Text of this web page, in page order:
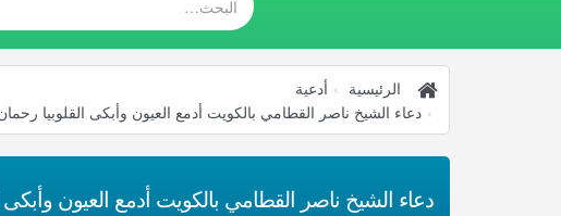
الرئيسية
أدعية
دعاء الشيخ ناصر القطامي بالكويت أدمع العيون وأبكى القلوبيا